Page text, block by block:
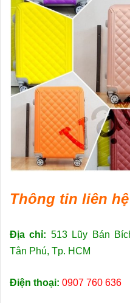
Thông tin liên hệ
Địa chỉ: 513 Lũy Bán
Tân Phú, Tp. HCM
Điện thoại: 0907 760 636